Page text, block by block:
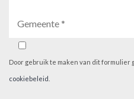
Door gebruik te maken van dit formulier
cookiebeleid